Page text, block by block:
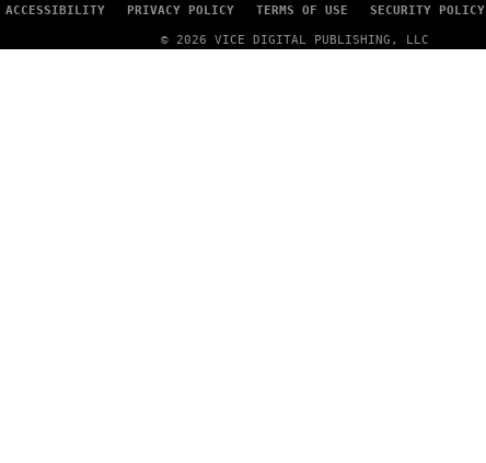
ACCESSIBILITY PRIVACY POLICY TERMS OF USE SECURITY POLICY
© 2026 VICE DIGITAL PUBLISHING, LLC